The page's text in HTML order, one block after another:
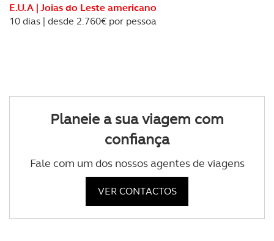
E.U.A | Joias do Leste americano
10 dias | desde 2.760€ por pessoa
Planeie a sua viagem com
confiança
Fale com um dos nossos agentes de viagens
VER CONTACTOS